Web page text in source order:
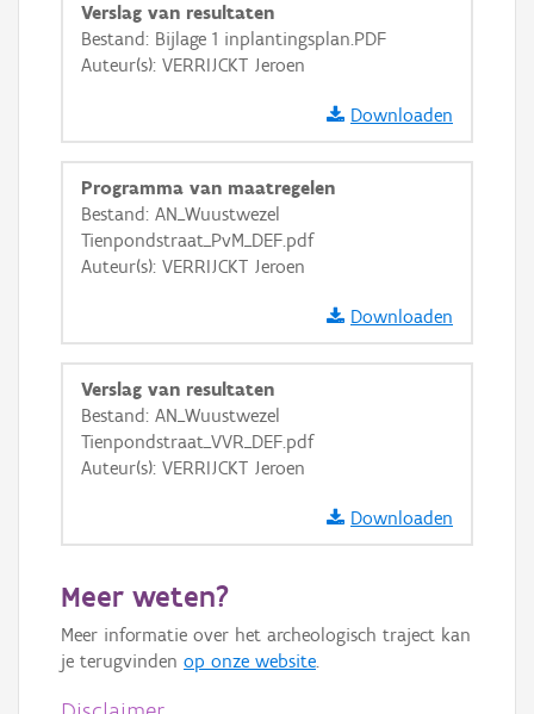
Basis Lagen
Ortho
GRB-Basiskaart
GRB-Basiskaart in grijswaarden
Verslag van resultaten
Bestand: Bijlage 1 inplantingsplan.PDF
Auteur(s): VERRIJCKT Jeroen
Downloaden
Programma van maatregelen
Bestand: AN_Wuustwezel
Tienpondstraat_PvM_DEF.pdf
Auteur(s): VERRIJCKT Jeroen
Downloaden
Verslag van resultaten
Bestand: AN_Wuustwezel
Tienpondstraat_VVR_DEF.pdf
Auteur(s): VERRIJCKT Jeroen
Downloaden
Meer weten?
Meer informatie over het archeologisch traject kan
je terugvinden op onze website.